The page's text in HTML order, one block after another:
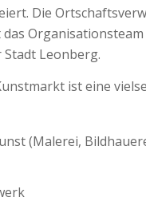
Die
Organisationsteam
Leonberg.
ist eine
(Malerei,